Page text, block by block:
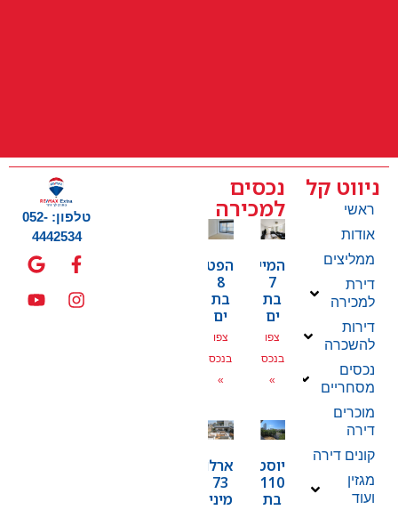
ניווט קל
ראשי
אודות
ממליצים
דירת
למכירה
דירות
להשכרה
נכסים
מסחריים
מוכרים
דירה
קונים דירה
מגזין
ועוד
נכסים
למכירה
המייסדים
7
בת
ים
צפו
בנכס
»
הפטמן
8
בת
ים
צפו
בנכס
»
יוסטפל
110
בת
ארלוזרוב
73
מיני
טלפון: 052-
4442534